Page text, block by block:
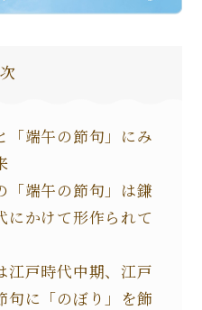
「端午の節句」にみ
「端午の節句」は鎌
にかけて形作られて
江戸時代中期、江戸
句に「のぼり」を飾